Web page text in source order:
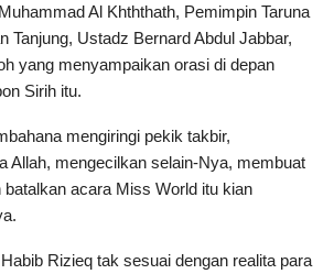
Al Khththath, Pemimpin Taruna
Tanjung, Ustadz Bernard Abdul Jabbar,
yang menyampaikan orasi di depan
Sirih itu.
mengiringi pekik takbir,
Allah, mengecilkan selain-Nya, membuat
batalkan acara Miss World itu kian
Rizieq tak sesuai dengan realita para